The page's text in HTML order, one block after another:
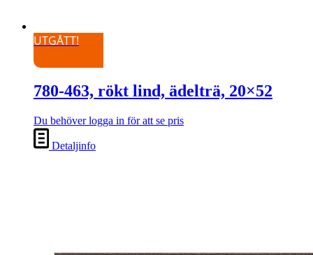
UTGÅTT!
780-463, rökt lind, ädelträ, 20×52
Du behöver logga in för att se pris
Detaljinfo